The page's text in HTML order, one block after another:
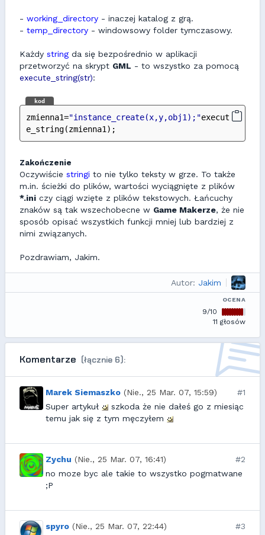
- working_directory - inaczej katalog z grą.
- temp_directory - windowsowy folder tymczasowy.
Każdy string da się bezpośrednio w aplikacji
przetworzyć na skrypt GML - to wszystko za pomocą
execute_string(str):
kod
zmienna1="instance_create(x,y,obj1);"execut
e_string(zmienna1);
Zakończenie
Oczywiście stringi to nie tylko teksty w grze. To także
m.in. ścieżki do plików, wartości wyciągnięte z plików
*.ini czy ciągi wzięte z plików tekstowych. Łańcuchy
znaków są tak wszechobecne w Game Makerze, że nie
sposób opisać wszystkich funkcji mniej lub bardziej z
nimi związanych.
Pozdrawiam, Jakim.
Autor: Jakim
OCENA
9/10
11 głosów
Komentarze (łącznie 6):
Marek Siemaszko (Nie., 25 Mar. 07, 15:59)
#1
Super artykuł
szkoda że nie dałeś go z miesiąc
temu jak się z tym męczyłem
Zychu (Nie., 25 Mar. 07, 16:41)
#2
no moze byc ale takie to wszystko pogmatwane
;P
spyro (Nie., 25 Mar. 07, 22:44)
#3